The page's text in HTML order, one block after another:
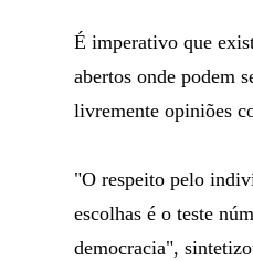
É imperativo que
abertos onde podem
livremente opiniões
"O respeito pelo
escolhas é o teste
democracia",